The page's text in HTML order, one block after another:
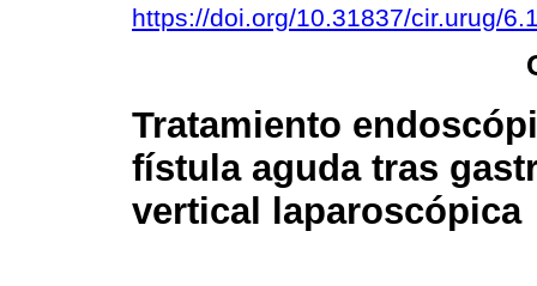
https://doi.org/10.31837/cir.urug/
Tratamiento
fístula aguda tras
vertical laparoscópica